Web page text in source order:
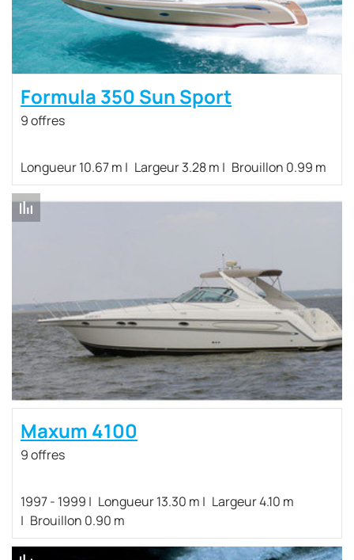
Formula 350 Sun Sport
9 offres
Longueur 10.67 m Largeur 3.28 m Brouillon 0.99 m
Maxum 4100
9 offres
1997 - 1999 Longueur 13.30 m
Largeur 4.10 m
Brouillon 0.90 m